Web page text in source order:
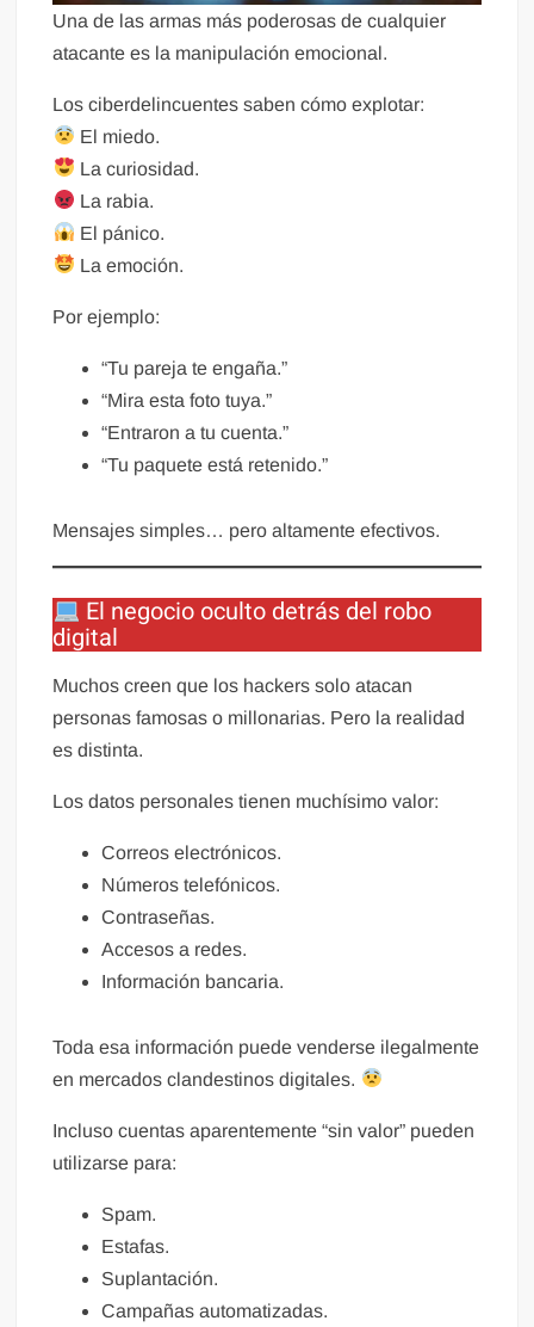
Una de las armas más poderosas de cualquier
atacante es la manipulación emocional.
Los ciberdelincuentes saben cómo explotar:
El miedo.
La curiosidad.
La rabia.
El pánico.
La emoción.
Por ejemplo:
“Tu pareja te engaña.”
“Mira esta foto tuya.”
“Entraron a tu cuenta.”
“Tu paquete está retenido.”
Mensajes simples… pero altamente efectivos.
El negocio oculto detrás del robo
digital
Muchos creen que los hackers solo atacan
personas famosas o millonarias. Pero la realidad
es distinta.
Los datos personales tienen muchísimo valor:
Correos electrónicos.
Números telefónicos.
Contraseñas.
Accesos a redes.
Información bancaria.
Toda esa información puede venderse ilegalmente
en mercados clandestinos digitales.
Incluso cuentas aparentemente “sin valor” pueden
utilizarse para:
Spam.
Estafas.
Suplantación.
Campañas automatizadas.